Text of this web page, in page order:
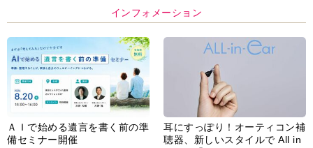
ープンイヤー型イヤホン
「kikippa イヤホン
いてのお詫びと訂正
あなたのペット自慢を教えてく
【編集部より】公式アドレスの